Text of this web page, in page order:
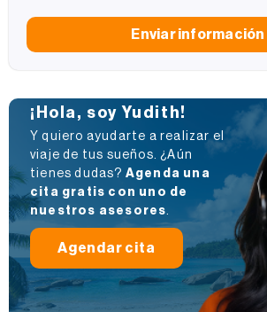
Enviar información
¡Hola, soy Yudith!
Y quiero ayudarte a realizar el
viaje de tus sueños. ¿Aún
tienes dudas? Agenda una
cita gratis con uno de
nuestros asesores.
Agendar cita